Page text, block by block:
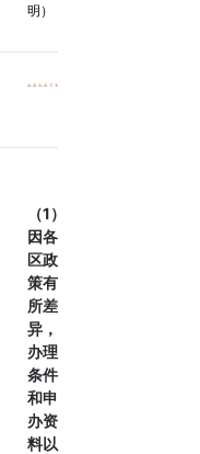
明）
（1）
因各
区政
策有
所差
异，
办理
条件
和申
办资
料以